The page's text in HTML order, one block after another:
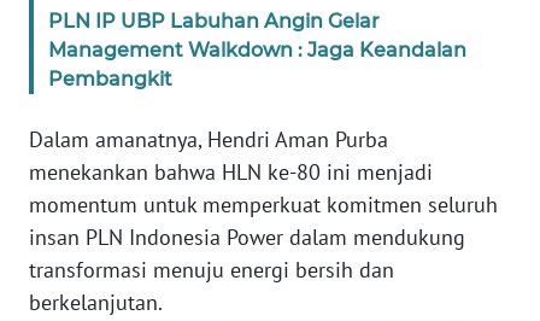
PLN IP UBP Labuhan Angin Gelar
Management Walkdown : Jaga Keandalan
Pembangkit
Dalam amanatnya, Hendri Aman Purba
menekankan bahwa HLN ke-80 ini menjadi
momentum untuk memperkuat komitmen seluruh
insan PLN Indonesia Power dalam mendukung
transformasi menuju energi bersih dan
berkelanjutan.
LAMPUNG
WN
WN
JOGJA